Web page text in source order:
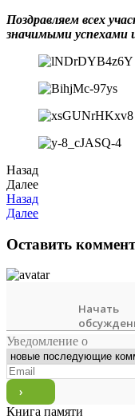
Поздравляем всех
значимыми успехами
Назад
Далее
Назад
Далее
Оставить
Уведомление о
Книга памяти